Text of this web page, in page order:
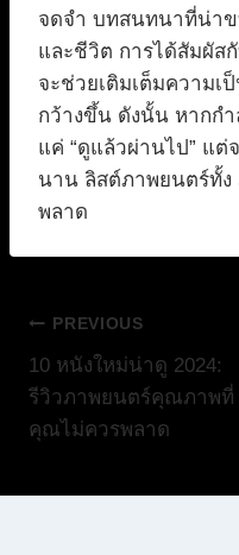
จดจำ บทสนทนาที่น่าข
และชีวิต การได้สัมผัส
จะช่วยเติมเต็มความเ
กว้างขึ้น ดังนั้น หากก
แค่ “ดูแล้วผ่านไป” แต่
นาน ลิสต์ภาพยนตร์ทั้ง
พลาด
แนะแนว
เรื่อง
PREVIOUS
10 หนังใหม่น่าดู 2024:
รีวิวภาพยนตร์คุณภาพที่
คุณไม่ควรพลาด